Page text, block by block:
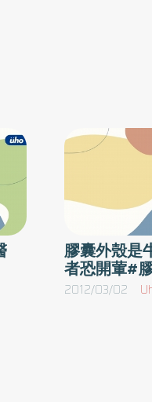
膠囊外殼
者恐開葷#
2012/03/02